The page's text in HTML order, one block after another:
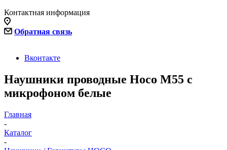
Контактная информация
Обратная связь
Вконтакте
Наушники проводные Hoco M55 с
микрофоном белые
Главная
-
Каталог
-